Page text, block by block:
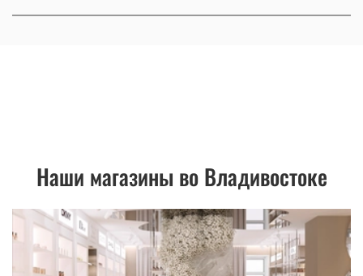
Наши магазины во Владивостоке